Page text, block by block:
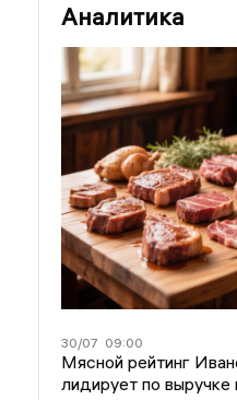
Аналитика
30/07 09:00
Мясной рейтинг
лидирует по